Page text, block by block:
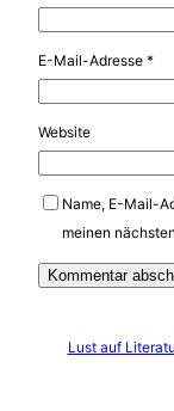
E-Mail-Adresse *
Website
Name, E-Mail-
meinen
Lust auf